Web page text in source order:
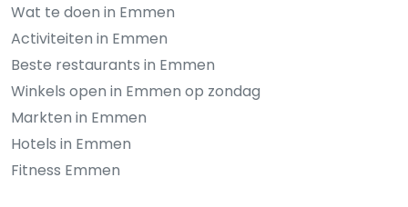
Wat te doen in Emmen
Activiteiten in Emmen
Beste restaurants in Emmen
Winkels open in Emmen op zondag
Markten in Emmen
Hotels in Emmen
Fitness Emmen